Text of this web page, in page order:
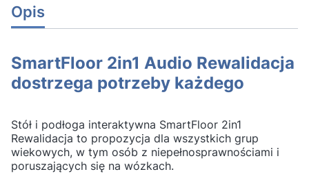
Opis
SmartFloor 2in1 Audio Rewalidacja
dostrzega potrzeby każdego
Stół i podłoga interaktywna SmartFloor 2in1
Rewalidacja to propozycja dla wszystkich grup
wiekowych, w tym osób z niepełnosprawnościami i
poruszających się na wózkach.